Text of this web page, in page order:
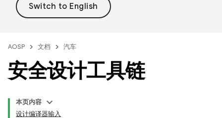
AOSP 文档 汽车
安全设计工具链
本页内容
设计编译器输入